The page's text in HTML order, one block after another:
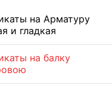
на Арматуру
и гладкая
на балку